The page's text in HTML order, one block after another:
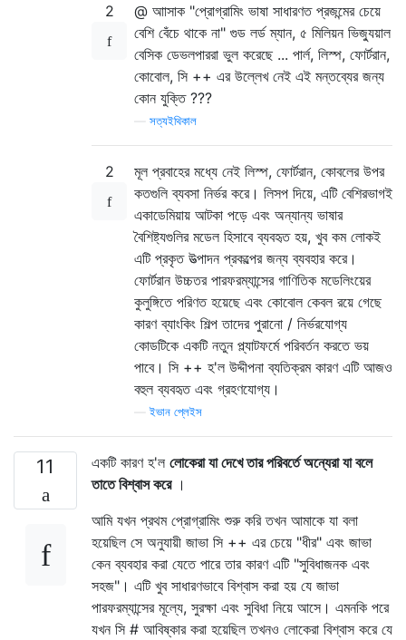
2
@ আাসাক "প্রোগ্রামিং ভাষা সাধারণত প্রজন্মের চেয়ে
বেশি বেঁচে থাকে না" গুড লর্ড ম্যান, ৫ মিলিয়ন ভিজ্যুয়াল
বেসিক ডেভলপাররা ভুল করেছে ... পার্ল, লিস্প, ফোর্টরান,
কোবোল, সি ++ এর উল্লেখ নেই এই মন্তব্যের জন্য
কোন যুক্তি ???
সত্যইথিকাল
2
মূল প্রবাহের মধ্যে নেই লিস্প, ফোর্টরান, কোবলের উপর
কতগুলি ব্যবসা নির্ভর করে। লিসপ দিয়ে, এটি বেশিরভাগই
একাডেমিয়ায় আটকা পড়ে এবং অন্যান্য ভাষার
বৈশিষ্ট্যগুলির মডেল হিসাবে ব্যবহৃত হয়, খুব কম লোকই
এটি প্রকৃত উত্পাদন প্রকল্পের জন্য ব্যবহার করে।
ফোর্টরান উচ্চতর পারফরম্যান্সের গাণিতিক মডেলিংয়ের
কুলুঙ্গিতে পরিণত হয়েছে এবং কোবোল কেবল রয়ে গেছে
কারণ ব্যাংকিং শিল্প তাদের পুরানো / নির্ভরযোগ্য
কোডটিকে একটি নতুন প্ল্যাটফর্মে পরিবর্তন করতে ভয়
পাবে। সি ++ হ'ল উদ্দীপনা ব্যতিক্রম কারণ এটি আজও
বহুল ব্যবহৃত এবং গ্রহণযোগ্য।
—ইভান প্লেইস
11 একটি কারণ হ'ল লোকেরা যা দেখে তার পরিবর্তে অন্যেরা যা বলে
তাতে বিশ্বাস করে।
আমি যখন প্রথম প্রোগ্রামিং শুরু করি তখন আমাকে যা বলা
হয়েছিল সে অনুযায়ী জাভা সি ++ এর চেয়ে "ধীর" এবং জাভা
কেন ব্যবহার করা যেতে পারে তার কারণ এটি "সুবিধাজনক এবং
সহজ"। এটি খুব সাধারণভাবে বিশ্বাস করা হয় যে জাভা
পারফরম্যান্সের মূল্যে, সুরক্ষা এবং সুবিধা নিয়ে আসে। এমনকি পরে
যখন সি # আবিষ্কার করা হয়েছিল তখনও লোকেরা বিশ্বাস করে যে